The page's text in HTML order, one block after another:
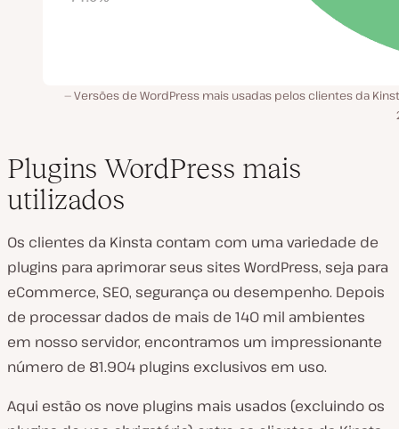
Versões de WordPress mais usadas pelos clientes da
Plugins WordPress mais
utilizados
Os clientes da Kinsta contam com uma variedade de
plugins para aprimorar seus sites WordPress, seja para
eCommerce, SEO, segurança ou desempenho. Depois
de processar dados de mais de 140 mil ambientes
em nosso servidor, encontramos um impressionante
número de 81.904 plugins exclusivos em uso.
Aqui estão os nove plugins mais usados (excluindo os